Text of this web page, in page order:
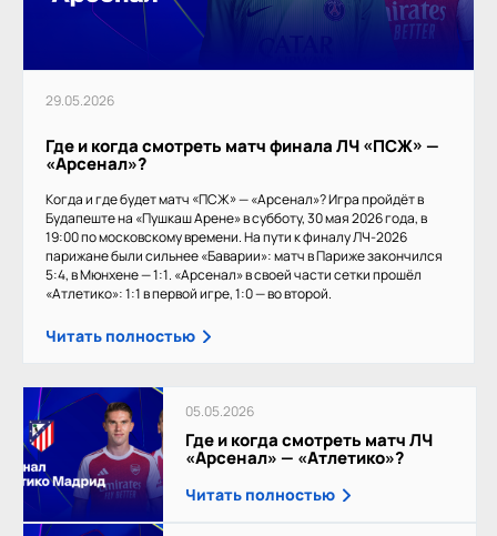
29.05.2026
Где и когда смотреть матч финала ЛЧ «ПСЖ» —
«Арсенал»?
Когда и где будет матч «ПСЖ» — «Арсенал»? Игра пройдёт в
Будапеште на «Пушкаш Арене» в субботу, 30 мая 2026 года, в
19:00 по московскому времени. На пути к финалу ЛЧ-2026
парижане были сильнее «Баварии»: матч в Париже закончился
5:4, в Мюнхене — 1:1. «Арсенал» в своей части сетки прошёл
«Атлетико»: 1:1 в первой игре, 1:0 — во второй.
Читать полностью
05.05.2026
Где и когда смотреть матч ЛЧ
«Арсенал» — «Атлетико»?
Читать полностью